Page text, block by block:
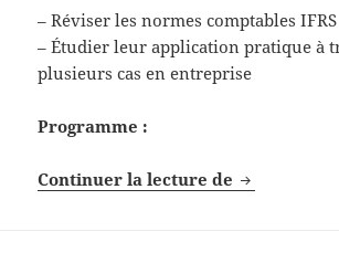
– Réviser les normes comptables IFRS
– Étudier leur application pratique à
plusieurs cas en entreprise
Programme :
Continuer la lecture de Formation